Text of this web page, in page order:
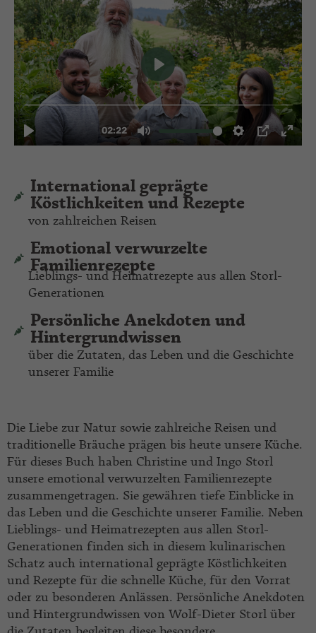
International geprägte
Köstlichkeiten und Rezepte
von zahlreichen Reisen
Emotional verwurzelte
Familienrezepte
Lieblings- und Heimatrezepte aus allen Storl-
Generationen
Persönliche Anekdoten und
Hintergrundwissen
über die Zutaten, das Leben und die Geschichte
unserer Familie
Die Liebe zur Natur sowie zahlreiche Reisen und
traditionelle Bräuche prägen bis heute unsere Küche.
Für dieses Buch haben Christine und Ingo Storl
unsere emotional verwurzelten Familienrezepte
zusammengetragen. Sie gewähren tiefe Einblicke in
das Leben und die Geschichte unserer Familie. Neben
Lieblings- und Heimatrezepten aus allen Storl-
Generationen finden sich in diesem kulinarischen
Schatz auch international geprägte Köstlichkeiten
und Rezepte für die schnelle Küche, für den Vorrat
oder zu besonderen Anlässen. Persönliche Anekdoten
und Hintergrundwissen von Wolf-Dieter Storl über